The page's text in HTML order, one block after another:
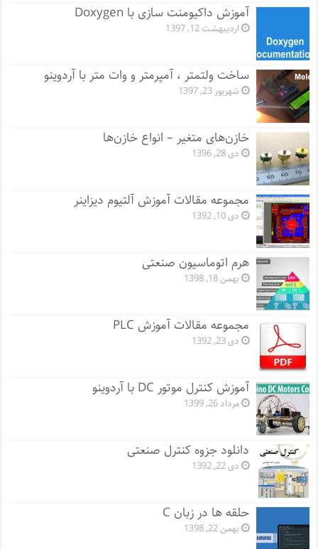
آموزش داکیومنت سازی با Doxygen
اردیبهشت 12, 1397
ساخت ولتمتر ، آمپرمتر و وات متر با آردوینو
شهریور 23, 1397
خازن‌های متغیر – انواع خازن‌ها
دی 28, 1396
مجموعه مقالات آموزش آلتیوم دیزاینر
دی 10, 1392
هرم اتوماسیون صنعتی
بهمن 18, 1398
مجموعه مقالات آموزش PLC
دی 23, 1392
آموزش کنترل موتور DC با آردوینو
مرداد 26, 1399
دانلود جزوه کنترل صنعتی
دی 22, 1392
حلقه ها در زبان C
بهمن 22, 1398